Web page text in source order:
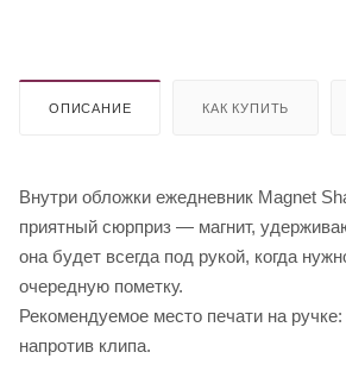
ОПИСАНИЕ КАК КУПИТЬ
Внутри обложки ежедневник Magnet
приятный сюрприз — магнит,
она будет всегда под рукой, когда
очередную пометку.
Рекомендуемое место печати на ручке:
напротив клипа.